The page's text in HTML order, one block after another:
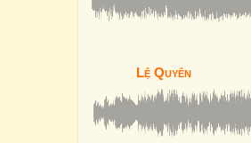
Lệ Quyên